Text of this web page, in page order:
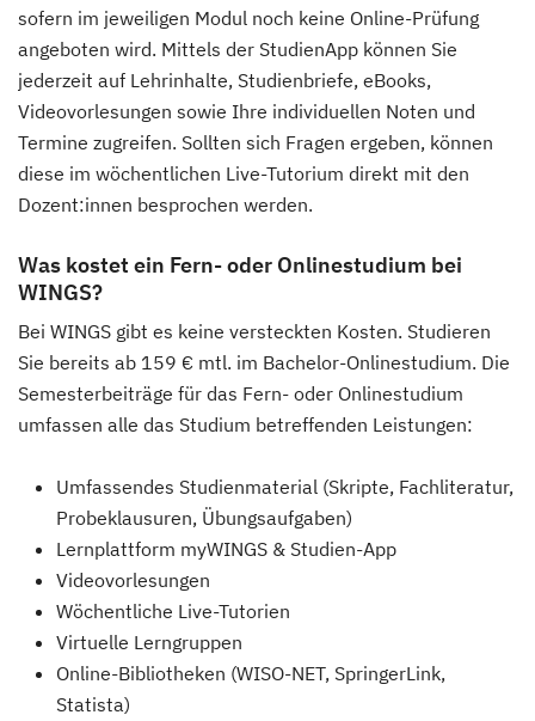
sofern im jeweiligen Modul noch keine Online-Prüfung
angeboten wird. Mittels der StudienApp können Sie
jederzeit auf Lehrinhalte, Studienbriefe, eBooks,
Videovorlesungen sowie Ihre individuellen Noten und
Termine zugreifen. Sollten sich Fragen ergeben, können
diese im wöchentlichen Live-Tutorium direkt mit den
Dozent:innen besprochen werden.
Was kostet ein Fern- oder Onlinestudium bei
WINGS?
Bei WINGS gibt es keine versteckten Kosten. Studieren
Sie bereits ab 159 € mtl. im Bachelor-Onlinestudium. Die
Semesterbeiträge für das Fern- oder Onlinestudium
umfassen alle das Studium betreffenden Leistungen:
Umfassendes Studienmaterial (Skripte, Fachliteratur,
Probeklausuren, Übungsaufgaben)
Lernplattform myWINGS & Studien-App
Videovorlesungen
Wöchentliche Live-Tutorien
Virtuelle Lerngruppen
Online-Bibliotheken (WISO-NET, SpringerLink,
Statista)